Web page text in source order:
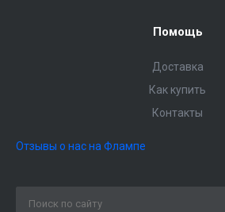
Помощь
Доставка
Как купить
Контакты
Отзывы о нас на Флампе